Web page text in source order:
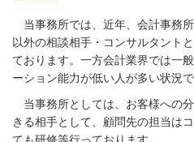
当事務所では、近年、会計事務
以外の相談相手・コンサルタント
ております。一方会計業界では一
ーション能力が低い人が多い状況で
当事務所としては、お客様への
きる相手として、顧問先の担当は